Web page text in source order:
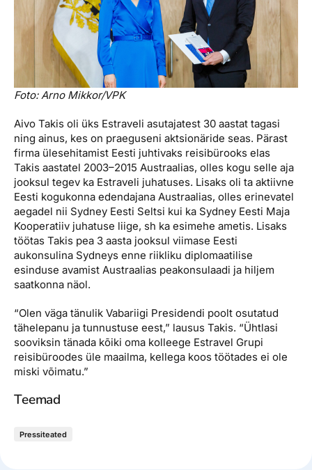
Foto: Arno Mikkor/VPK
Aivo Takis oli üks Estraveli asutajatest 30 aastat tagasi
ning ainus, kes on praeguseni aktsionäride seas. Pärast
firma ülesehitamist Eesti juhtivaks reisibürooks elas
Takis aastatel 2003–2015 Austraalias, olles kogu selle aja
jooksul tegev ka Estraveli juhatuses. Lisaks oli ta aktiivne
Eesti kogukonna edendajana Austraalias, olles erinevatel
aegadel nii Sydney Eesti Seltsi kui ka Sydney Eesti Maja
Kooperatiiv juhatuse liige, sh ka esimehe ametis. Lisaks
töötas Takis pea 3 aasta jooksul viimase Eesti
aukonsulina Sydneys enne riikliku diplomaatilise
esinduse avamist Austraalias peakonsulaadi ja hiljem
saatkonna näol.
“Olen väga tänulik Vabariigi Presidendi poolt osutatud
tähelepanu ja tunnustuse eest,” lausus Takis. “Ühtlasi
sooviksin tänada kõiki oma kolleege Estravel Grupi
reisibüroodes üle maailma, kellega koos töötades ei ole
miski võimatu.”
Teemad
Pressiteated